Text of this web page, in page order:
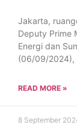
Jakarta,
Deputy Prime
Energi dan
(06/09/2024),
READ MORE »
8 September